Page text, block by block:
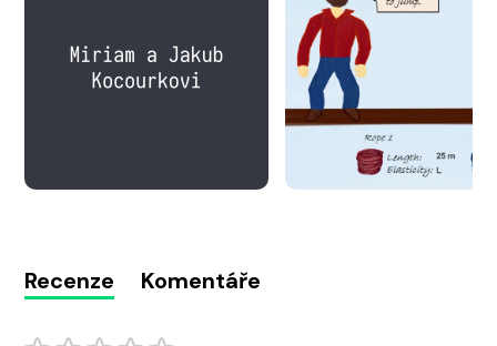
Recenze Komentáře